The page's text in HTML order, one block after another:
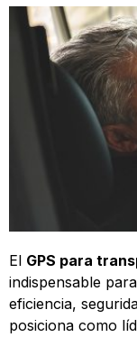
El GPS para
indispensable
eficiencia,
posiciona como